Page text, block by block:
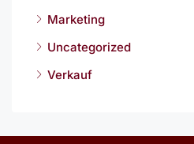
Marketing
Uncategorized
Verkauf